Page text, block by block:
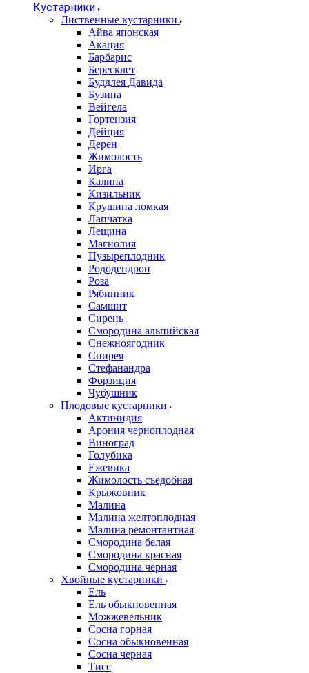
Кустарники
Лиственные кустарники
Айва японская
Акация
Барбарис
Бересклет
Буддлея Давида
Бузина
Вейгела
Гортензия
Дейция
Дерен
Жимолость
Ирга
Калина
Кизильник
Крушина ломкая
Лапчатка
Лещина
Магнолия
Пузыреплодник
Рододендрон
Роза
Рябинник
Самшит
Сирень
Смородина альпийская
Снежноягодник
Спирея
Стефанандра
Форзиция
Чубушник
Плодовые кустарники
Актинидия
Арония черноплодная
Виноград
Голубика
Ежевика
Жимолость съедобная
Крыжовник
Малина
Малина желтоплодная
Малина ремонтантная
Смородина белая
Смородина красная
Смородина черная
Хвойные кустарники
Ель
Ель обыкновенная
Можжевельник
Сосна горная
Сосна обыкновенная
Сосна черная
Тисс